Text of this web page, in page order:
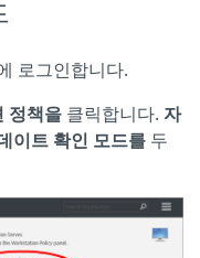
로그인합니다.
정책을 클릭합니다. 자
이트 확인 모드를 두